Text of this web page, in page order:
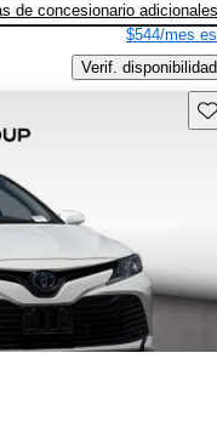
de concesionario adicionales
$544/mes
Verif. disponibilidad